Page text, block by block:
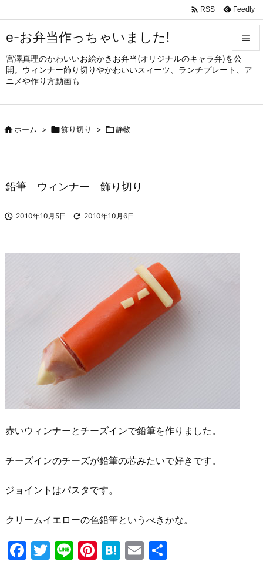
e-お弁当作っちゃいました!
宮澤真理のかわいいお絵かきお弁当(オリジナルのキャラ弁)を公
開。ウィンナー飾り切りやかわいいスィーツ、ランチプレート、ア
ニメや作り方動画も


メニュ
サイド

 RSS Feedly
ホーム > 飾り切り > 静物
鉛筆 ウィンナー 飾り切り
 2010年10月5日  2010年10月6日
赤いウィンナーとチーズインで鉛筆を作りました。
チーズインのチーズが鉛筆の芯みたいで好きです。
ジョイントはパスタです。
クリームイエローの色鉛筆というべきかな。
F
T
Li Pi H
E